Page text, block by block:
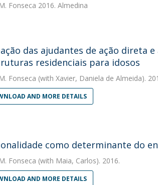
Fonseca 2016. Almedina
das ajudantes de ação direta
residenciais para idosos
Fonseca (with Xavier, Daniela de Almeida).
AND MORE DETAILS
como determinante do
Fonseca (with Maia, Carlos). 2016.
AND MORE DETAILS